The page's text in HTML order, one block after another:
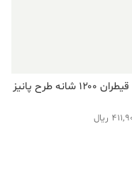
فرش قیطران ۱۲۰۰ شانه طرح پانیز
ریال